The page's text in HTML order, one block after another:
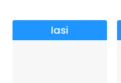
Iasi